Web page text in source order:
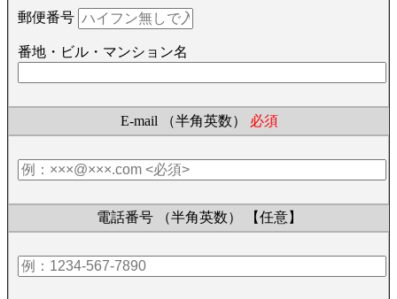
郵便番号
番地・ビル・マンション名
E-mail （半角英数） 必須
電話番号 （半角英数） 【任意】